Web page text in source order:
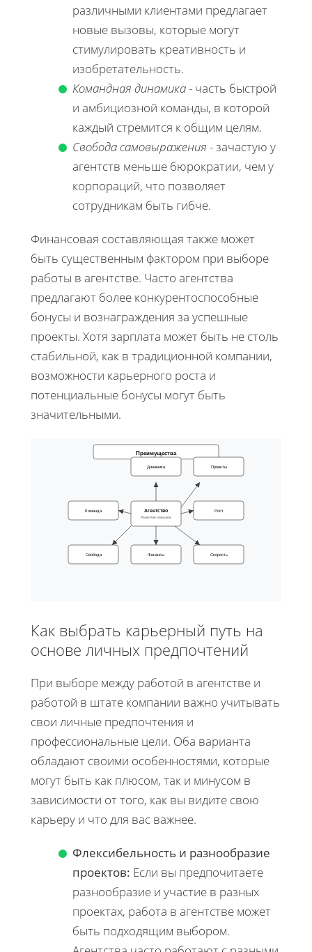
различными клиентами предлагает
новые вызовы, которые могут
стимулировать креативность и
изобретательность.
Командная динамика- часть быстрой
и амбициозной команды, в которой
каждый стремится к общим целям.
Свобода самовыражения - зачастую у
агентств меньше бюрократии, чем у
корпораций, что позволяет
сотрудникам быть гибче.
Финансовая составляющая также может
быть существенным фактором при выборе
работы в агентстве. Часто агентства
предлагают более конкурентоспособные
бонусы и вознаграждения за успешные
проекты. Хотя зарплата может быть не столь
стабильной, как в традиционной компании,
возможности карьерного роста и
потенциальные бонусы могут быть
значительными.
Преимущества
Динамика Проекты
Рост
Скорость
Финансы
Свобода
Команда Агентство
Развитие навыков
Как выбрать карьерный путь на
основе личных предпочтений
При выборе между работой в агентстве и
работой в штате компании важно учитывать
свои личные предпочтения и
профессиональные цели. Оба варианта
обладают своими особенностями, которые
могут быть как плюсом, так и минусом в
зависимости от того, как вы видите свою
карьеру и что для вас важнее.
Флексибельность и разнообразие
проектов: Если вы предпочитаете
разнообразие и участие в разных
проектах, работа в агентстве может
быть подходящим выбором.